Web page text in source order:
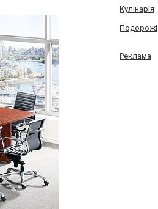
Кулінарія
Подорожі
Реклама